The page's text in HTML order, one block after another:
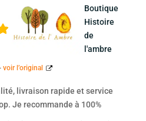
Boutique
Histoire
de
l'ambre
voir l’original
livraison rapide et service
Je recommande à 100%